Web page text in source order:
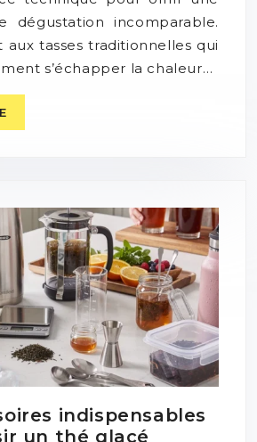
dégustation incomparable.
aux tasses traditionnelles qui
s’échapper la chaleur…
indispensables
un thé glacé